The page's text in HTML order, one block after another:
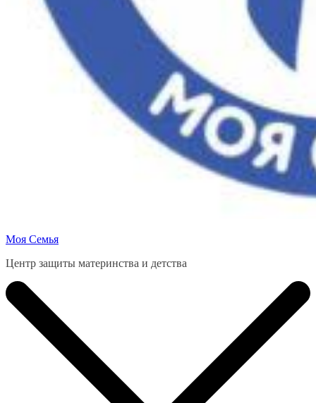
Моя Семья
Центр защиты материнства и детства